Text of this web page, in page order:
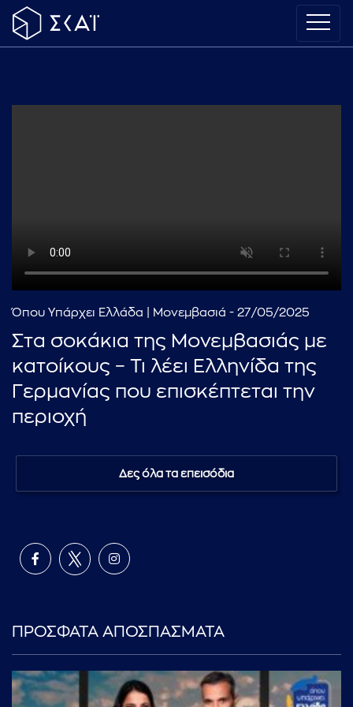
Όπου Υπάρχει Ελλάδα | Μονεμβασιά - 27/05/2025
Στα σοκάκια της Μονεμβασιάς με
κατοίκους – Τι λέει Ελληνίδα της
Γερμανίας που επισκέπτεται την
περιοχή
Δες όλα τα επεισόδια
ΠΡΟΣΦΑΤΑ ΑΠΟΣΠΑΣΜΑΤΑ